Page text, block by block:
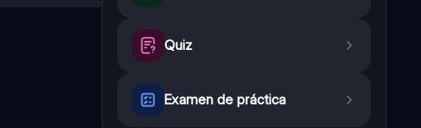
Quiz
Examen de práctica